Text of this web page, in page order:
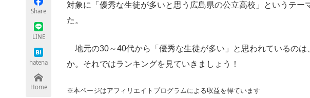
Share
LINE
hatena
Home
対象に「優秀な生徒が多いと思う広島県の公立高校」というテー
た。
地元の30～40代から「優秀な生徒が多い」と思われているのは
か。それではランキングを見ていきましょう！
※本ページはアフィリエイトプログラムによる収益を得ています